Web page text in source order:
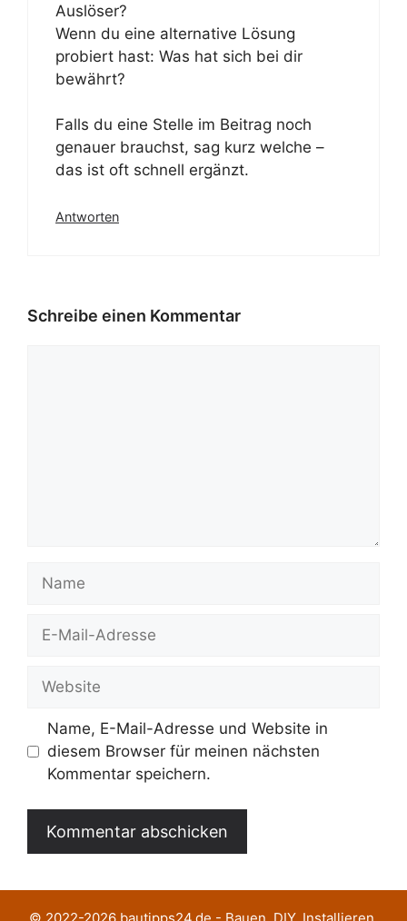
Auslöser?
Wenn du eine alternative Lösung
probiert hast: Was hat sich bei dir
bewährt?
Falls du eine Stelle im Beitrag noch
genauer brauchst, sag kurz welche –
das ist oft schnell ergänzt.
Antworten
Schreibe einen Kommentar
Name
Website
Name, E-Mail-Adresse und Website in
diesem Browser für meinen nächsten
Kommentar speichern.
© 2022-2026 bautipps24.de - Bauen, DIY, Installieren,